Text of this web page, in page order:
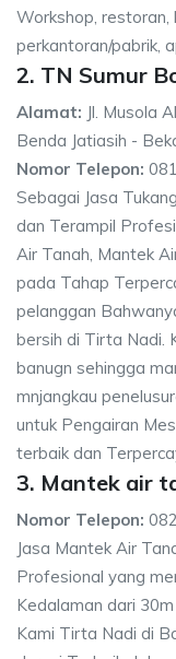
Workshop, restoran,
perkantoran/pabrik,
2. TN Sumur
Alamat: Jl. Musola
Benda Jatiasih -
Nomor Telepon:
Sebagai Jasa
dan Terampil
Air Tanah, Mantek
pada Tahap
pelanggan
bersih di Tirta Nadi.
banugn sehingga
mnjangkau
untuk Pengairan
terbaik dan
3. Mantek air
Nomor Telepon:
Jasa Mantek Air
Profesional yang
Kedalaman dari
Kami Tirta Nadi di